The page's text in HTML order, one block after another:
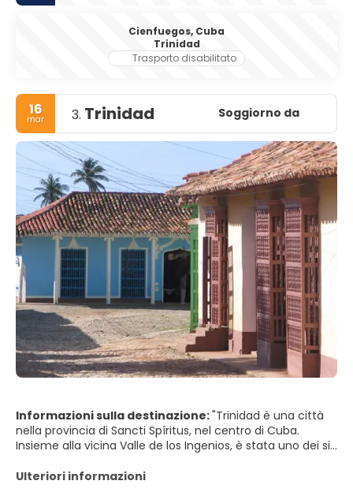
Cienfuegos, Cuba
Trinidad
Trasporto disabilitato
16
mar 3. Trinidad Soggiorno da
Informazioni sulla destinazione:"Trinidad è una città
nella provincia di Sancti Spíritus, nel centro di Cuba.
Insieme alla vicina Valle de los Ingenios, è stata uno dei siti
appena fuori dalla città di Topes de Collantes sono belle.
Ulteriori informazioni